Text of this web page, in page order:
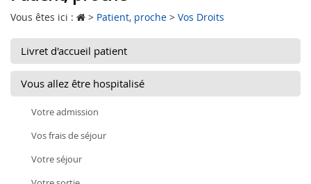
Vous êtes ici : > Patient, proche > Vos Droits
Livret d'accueil patient
Vous allez être hospitalisé
Votre admission
Vos frais de séjour
Votre séjour